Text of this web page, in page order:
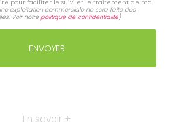
pour faciliter le suivi et le traitement de ma
exploitation commerciale ne sera faite des
Voir notrepolitique de confidentialité)
En savoir +